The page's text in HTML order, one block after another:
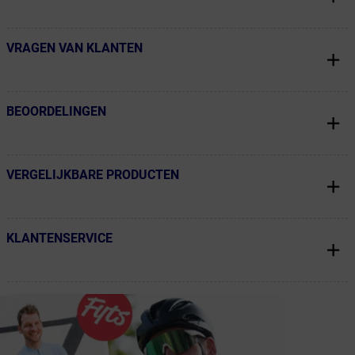
← Terug naar productnavigatie
VRAGEN VAN KLANTEN
← Terug naar productnavigatie
BEOORDELINGEN
← Terug naar productnavigatie
VERGELIJKBARE PRODUCTEN
← Terug naar productnavigatie
KLANTENSERVICE